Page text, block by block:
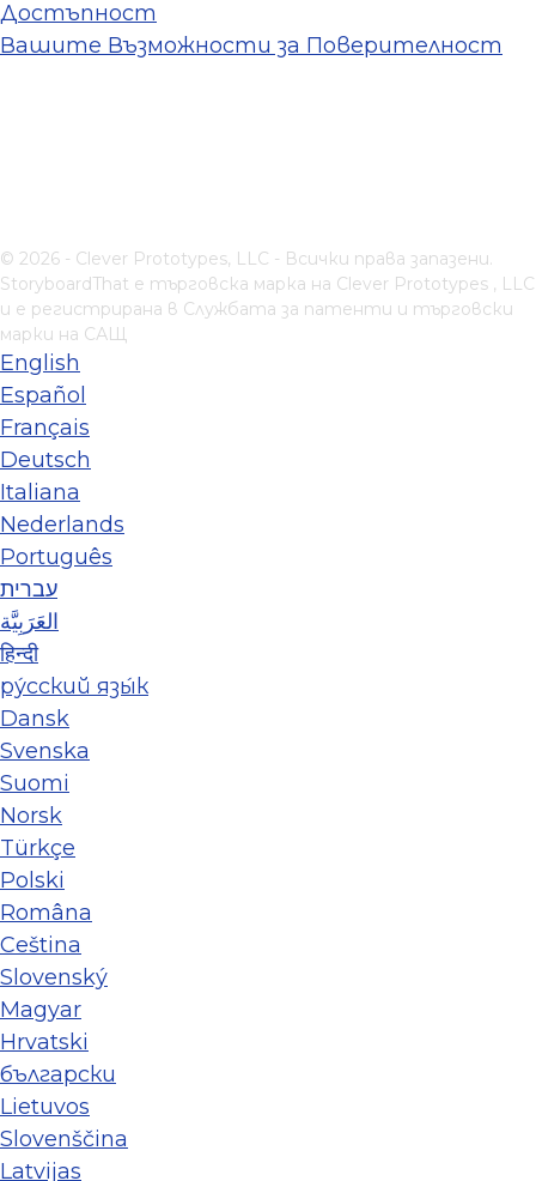
Достъпност
Вашите Възможности за Поверителност
© 2026 - Clever Prototypes, LLC - Всички права запазени.
StoryboardThat е търговска марка на Clever Prototypes , LLC
и е регистрирана в Службата за патенти и търговски
марки на САЩ
English
Español
Français
Deutsch
Italiana
Nederlands
Português
עברית
العَرَبِيَّة
हिन्दी
ру́сский язы́к
Dansk
Svenska
Suomi
Norsk
Türkçe
Polski
Româna
Ceština
Slovenský
Magyar
Hrvatski
български
Lietuvos
Slovenščina
Latvijas